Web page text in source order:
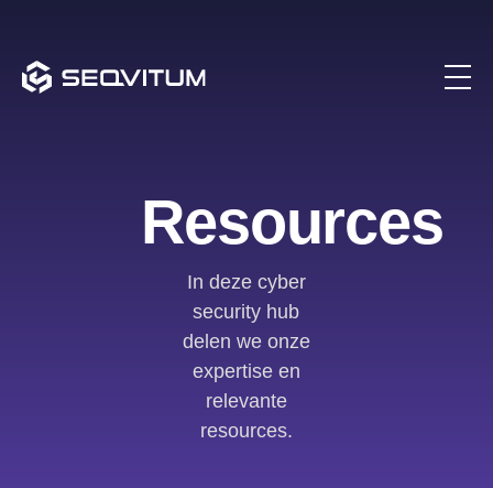
Resources
In deze cyber
security hub
delen we onze
expertise en
relevante
resources.